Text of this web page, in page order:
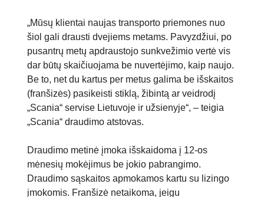
„Mūsų klientai naujas transporto priemones nuo
šiol gali drausti dvejiems metams. Pavyzdžiui, po
pusantrų metų apdraustojo sunkvežimio vertė vis
dar būtų skaičiuojama be nuvertėjimo, kaip naujo.
Be to, net du kartus per metus galima be išskaitos
(franšizės) pasikeisti stiklą, žibintą ar veidrodį
„Scania“ servise Lietuvoje ir užsienyje“, – teigia
„Scania“ draudimo atstovas.
Draudimo metinė įmoka išskaidoma į 12-os
mėnesių mokėjimus be jokio pabrangimo.
Draudimo sąskaitos apmokamos kartu su lizingo
įmokomis. Franšizė netaikoma, jeigu